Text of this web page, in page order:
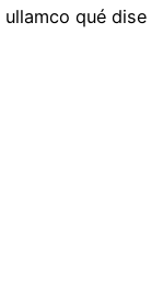
qué dise